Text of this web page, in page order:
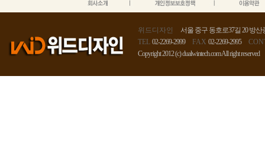
위드디자인
서울 중구 동호로37길 20 방산
TEL 02-2269-2999 FAX 02-2269-2995
Copyright 2012 (c) dualwintech.com All right reserved